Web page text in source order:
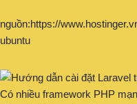
nguồn:https://
ubuntu
Có nhiều framework PHP